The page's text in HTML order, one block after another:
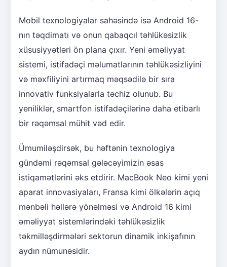
Mobil texnologiyalar sahəsində isə Android 16-
nın təqdimatı və onun qabaqcıl təhlükəsizlik
xüsusiyyətləri ön plana çıxır. Yeni əməliyyat
sistemi, istifadəçi məlumatlarının təhlükəsizliyini
və məxfiliyini artırmaq məqsədilə bir sıra
innovativ funksiyalarla təchiz olunub. Bu
yeniliklər, smartfon istifadəçilərinə daha etibarlı
bir rəqəmsal mühit vəd edir.
Ümumiləşdirsək, bu həftənin texnologiya
gündəmi rəqəmsal gələcəyimizin əsas
istiqamətlərini əks etdirir. MacBook Neo kimi yeni
aparat innovasiyaları, Fransa kimi ölkələrin açıq
mənbəli həllərə yönəlməsi və Android 16 kimi
əməliyyat sistemlərindəki təhlükəsizlik
təkmilləşdirmələri sektorun dinamik inkişafının
aydın nümunəsidir.